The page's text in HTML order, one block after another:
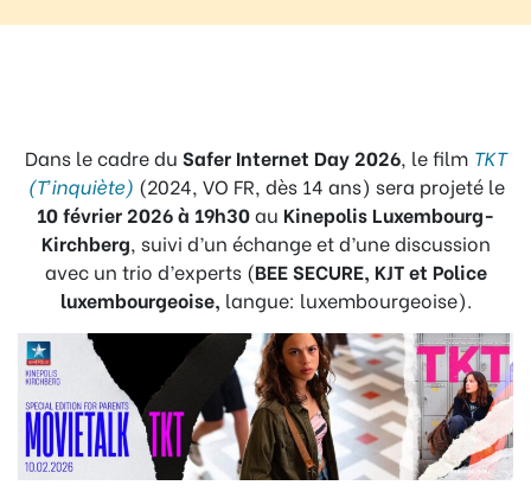
Dans le cadre du Safer Internet Day 2026, le film TKT
(T’inquiète) (2024, VO FR, dès 14 ans) sera projeté le
10 février 2026 à 19h30au Kinepolis Luxembourg-
Kirchberg, suivi d’un échange et d’une discussion
avec un trio d’experts (BEE SECURE, KJT et Police
luxembourgeoise, langue: luxembourgeoise).